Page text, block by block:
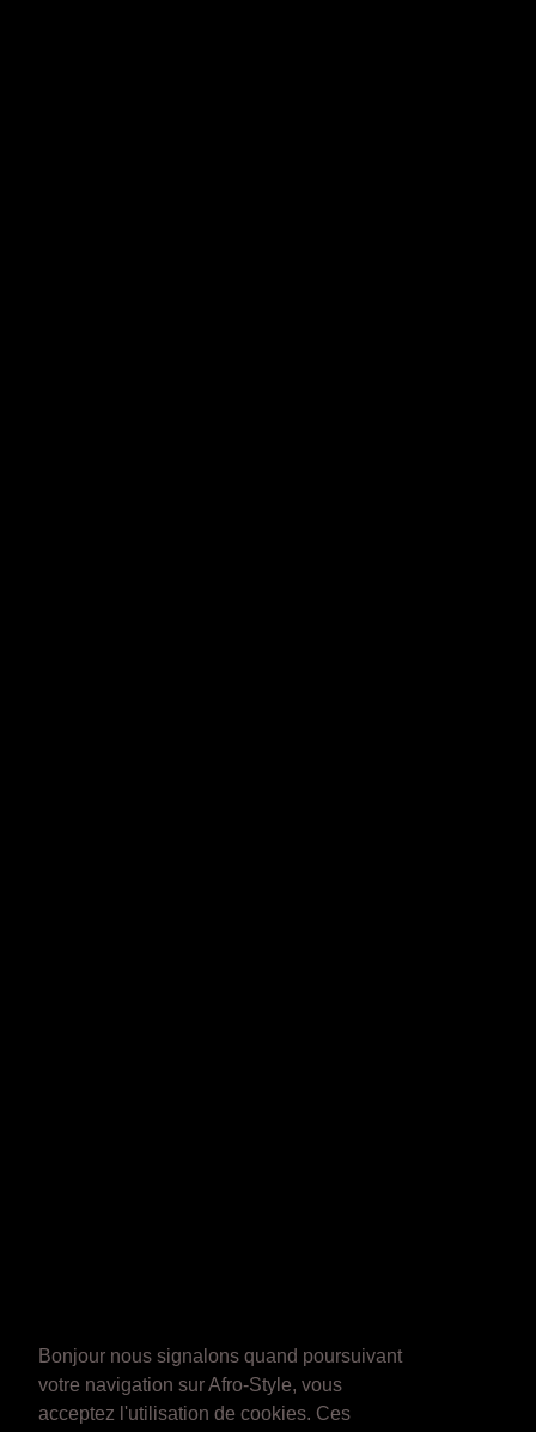
Bonjour nous signalons quand poursuivant
votre navigation sur Afro-Style, vous
acceptez l'utilisation de cookies. Ces